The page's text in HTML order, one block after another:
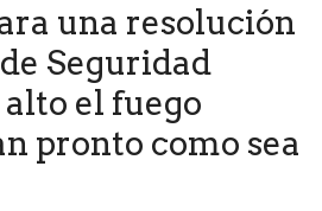
una resolución
Seguridad
el fuego
pronto como sea